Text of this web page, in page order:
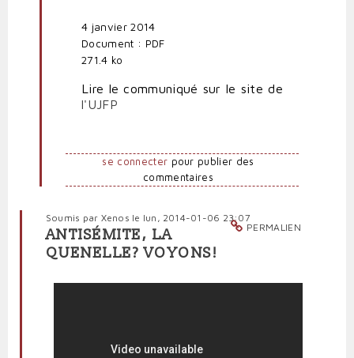
4 janvier 2014
Document : PDF
271.4 ko
Lire le communiqué sur le site de
l'UJFP
se connecter pour publier des
commentaires
PERMALIEN
Soumis par Xenos le lun, 2014-01-06 23:07
ANTISÉMITE, LA
QUENELLE? VOYONS!